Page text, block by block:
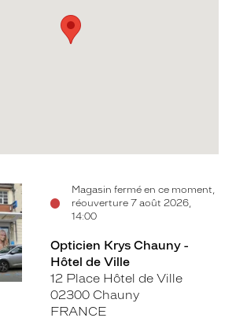
Magasin fermé en ce moment,
réouverture 7 août 2026,
14:00
Opticien Krys Chauny -
Hôtel de Ville
12 Place Hôtel de Ville
02300 Chauny
FRANCE